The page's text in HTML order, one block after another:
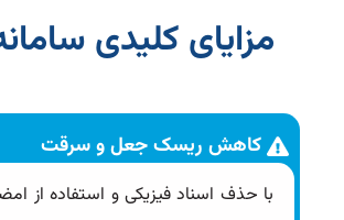
مزایای کلیدی
کاهش ریسک جعل و سرقت
با حذف اسناد فیزیکی و استفاده از